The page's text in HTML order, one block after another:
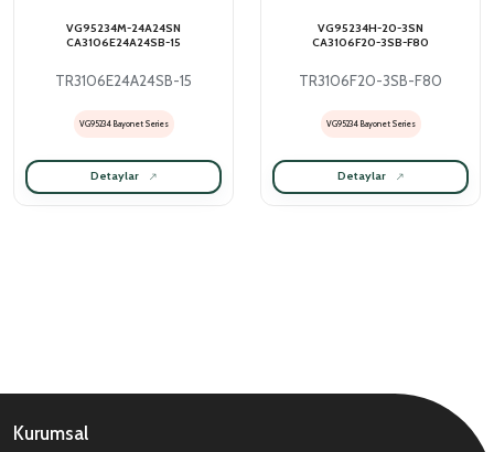
VG95234M-24A24SN
CA3106E24A24SB-15
TR3106E24A24SB-15
VG95234 Bayonet Series
Detaylar
VG95234H-20-3SN
CA3106F20-3SB-F80
TR3106F20-3SB-F80
VG95234 Bayonet Series
Detaylar
Kurumsal